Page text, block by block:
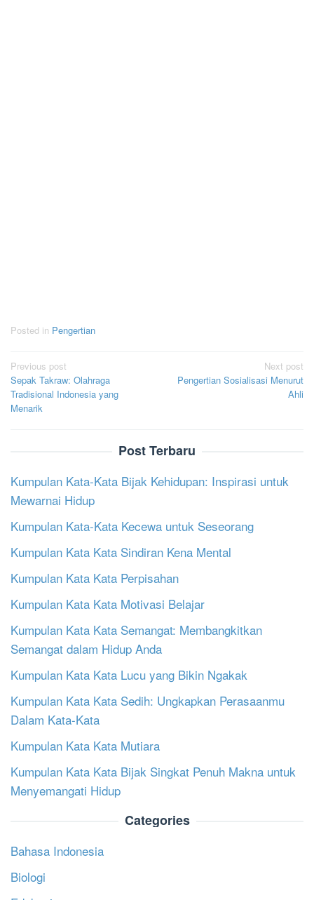
Posted in Pengertian
Post
navigation
Previous post
Sepak Takraw: Olahraga
Tradisional Indonesia yang
Menarik
Next post
Pengertian Sosialisasi Menurut
Ahli
Post Terbaru
Kumpulan Kata-Kata Bijak Kehidupan: Inspirasi untuk
Mewarnai Hidup
Kumpulan Kata-Kata Kecewa untuk Seseorang
Kumpulan Kata Kata Sindiran Kena Mental
Kumpulan Kata Kata Perpisahan
Kumpulan Kata Kata Motivasi Belajar
Kumpulan Kata Kata Semangat: Membangkitkan
Semangat dalam Hidup Anda
Kumpulan Kata Kata Lucu yang Bikin Ngakak
Kumpulan Kata Kata Sedih: Ungkapkan Perasaanmu
Dalam Kata-Kata
Kumpulan Kata Kata Mutiara
Kumpulan Kata Kata Bijak Singkat Penuh Makna untuk
Menyemangati Hidup
Categories
Bahasa Indonesia
Biologi